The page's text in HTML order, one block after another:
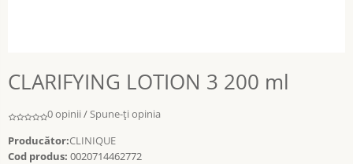
CLARIFYING LOTION 3 200 ml
0 opinii /Spune-ţi opinia
Producător:CLINIQUE
Cod produs: 0020714462772